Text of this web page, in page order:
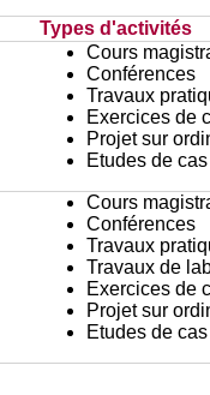
Types d'activités
Cours
Conférences
Travaux
Exercices de
Projet sur
Etudes de cas
Cours
Conférences
Travaux
Travaux de
Exercices de
Projet sur
Etudes de cas